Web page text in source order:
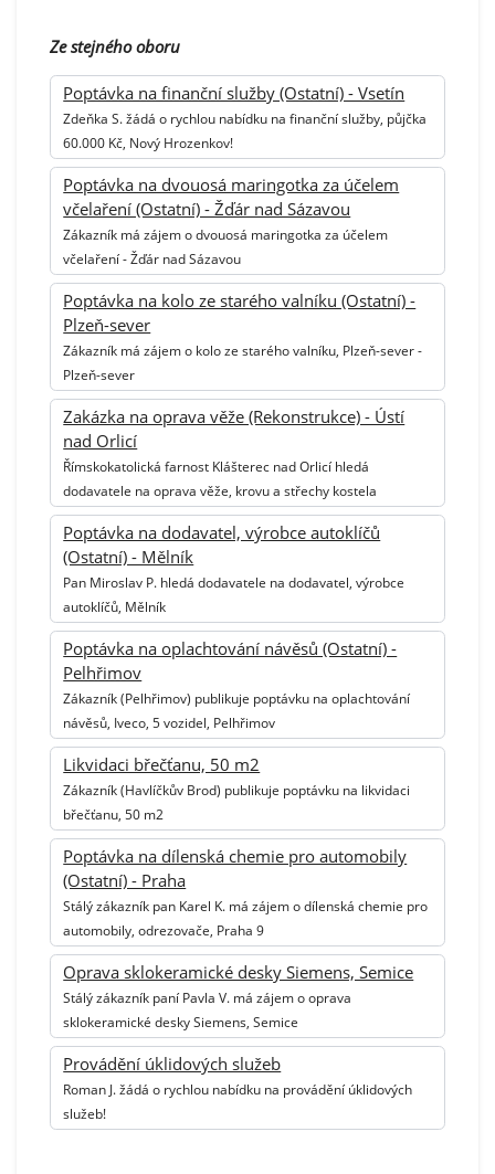
Ze stejného oboru
Poptávka na finanční služby (Ostatní) - Vsetín
Zdeňka S. žádá o rychlou nabídku na finanční služby, půjčka
60.000 Kč, Nový Hrozenkov!
Poptávka na dvouosá maringotka za účelem
včelaření (Ostatní) - Žďár nad Sázavou
Zákazník má zájem o dvouosá maringotka za účelem
včelaření - Žďár nad Sázavou
Poptávka na kolo ze starého valníku (Ostatní) -
Plzeň-sever
Zákazník má zájem o kolo ze starého valníku, Plzeň-sever -
Plzeň-sever
Zakázka na oprava věže (Rekonstrukce) - Ústí
nad Orlicí
Římskokatolická farnost Klášterec nad Orlicí hledá
dodavatele na oprava věže, krovu a střechy kostela
Poptávka na dodavatel, výrobce autoklíčů
(Ostatní) - Mělník
Pan Miroslav P. hledá dodavatele na dodavatel, výrobce
autoklíčů, Mělník
Poptávka na oplachtování návěsů (Ostatní) -
Pelhřimov
Zákazník (Pelhřimov) publikuje poptávku na oplachtování
návěsů, Iveco, 5 vozidel, Pelhřimov
Likvidaci břečťanu, 50 m2
Zákazník (Havlíčkův Brod) publikuje poptávku na likvidaci
břečťanu, 50 m2
Poptávka na dílenská chemie pro automobily
(Ostatní) - Praha
Stálý zákazník pan Karel K. má zájem o dílenská chemie pro
automobily, odrezovače, Praha 9
Oprava sklokeramické desky Siemens, Semice
Stálý zákazník paní Pavla V. má zájem o oprava
sklokeramické desky Siemens, Semice
Provádění úklidových služeb
Roman J. žádá o rychlou nabídku na provádění úklidových
služeb!